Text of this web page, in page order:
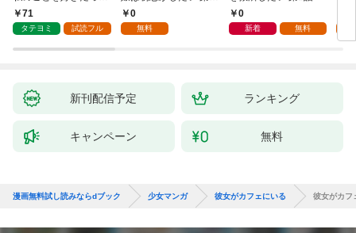
の？
71
タテヨミ 試読フル
話0
無料
0
新着 無料
新刊配信予定 ランキング
キャンペーン 無料
漫画無料試し読みならdブック 少女マンガ 彼女がカフェにいる 彼女がカフ